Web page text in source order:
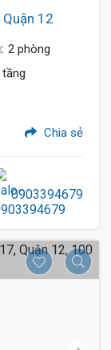
12
2 phòng
tầng
Chia sẻ
0903394679